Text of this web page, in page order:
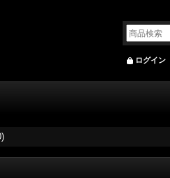
ログイン